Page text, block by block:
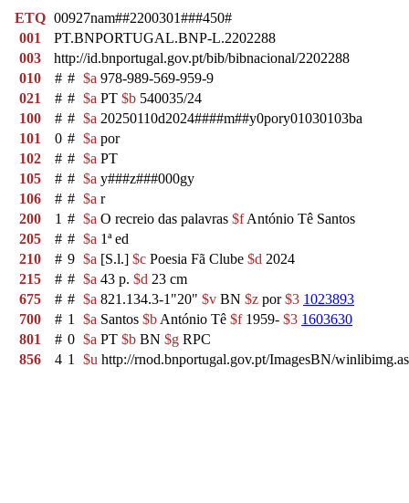
ETQ 00927nam##2200301###450#
001
PT.BNPORTUGAL.BNP-L.2202288
003
http://id.bnportugal.gov.pt/bib/bibnacional/2202288
010
# # $a 978-989-569-959-9
021
# # $a PT $b 540035/24
100
# # $a 20250110d2024####m##y0pory01030103ba
101
0 # $a por
102
# # $a PT
105
# # $a y###z###000gy
106
# # $a r
200
1 # $a O recreio das palavras $fAntónio Tê Santos
205
# # $a 1ª ed
210
# 9 $a [S.l.] $c Poesia Fã Clube $d 2024
215
# # $a 43 p. $d 23 cm
675
# # $a 821.134.3-1"20" $v BN $z por$3 1023893
700
# 1 $a Santos $b António Tê $f1959- $3 1603630
801
# 0 $a PT $b BN $g RPC
856
4 1 $u http://rnod.bnportugal.gov.pt/ImagesBN/